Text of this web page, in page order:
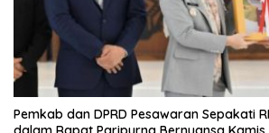
Pemkab dan DPRD Pesawaran Sepakati